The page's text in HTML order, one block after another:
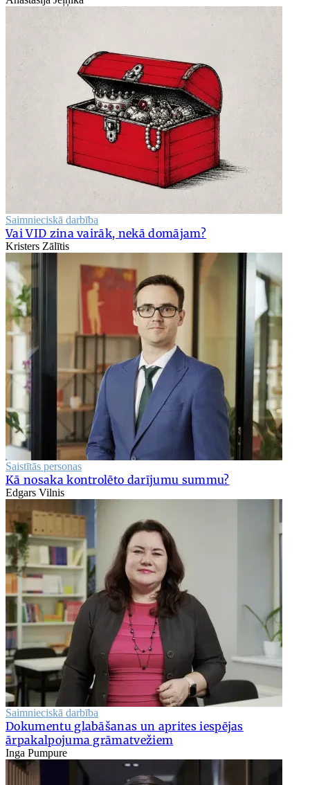
Saimnieciskā darbība
Vai VID zina vairāk, nekā domājam?
Kristers Zālītis
Saistītās personas
Kā nosaka kontrolēto darījumu summu?
Edgars Vilnis
Saimnieciskā darbība
Dokumentu glabāšanas un aprites iespējas
ārpakalpojuma grāmatvežiem
Inga Pumpure